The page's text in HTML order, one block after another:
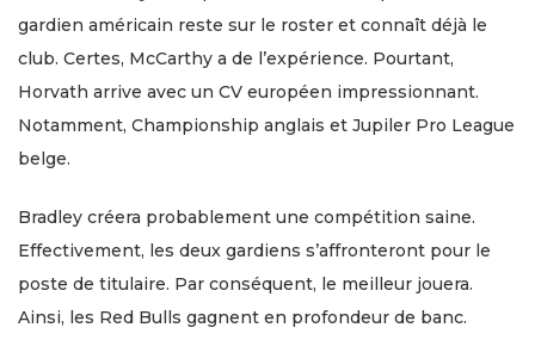
gardien américain reste sur le roster et connaît déjà le
club. Certes, McCarthy a de l’expérience. Pourtant,
Horvath arrive avec un CV européen impressionnant.
Notamment, Championship anglais et Jupiler Pro League
belge.
Bradley créera probablement une compétition saine.
Effectivement, les deux gardiens s’affronteront pour le
poste de titulaire. Par conséquent, le meilleur jouera.
Ainsi, les Red Bulls gagnent en profondeur de banc.